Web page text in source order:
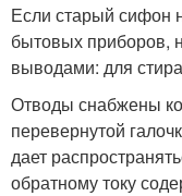
Если старый сифон
бытовых приборов,
выводами: для
Отводы снабжены
перевернутой
дает
обратному току